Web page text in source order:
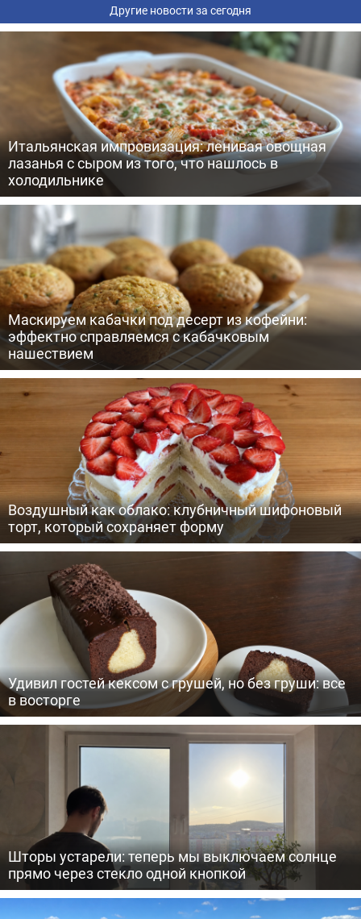
Другие новости за сегодня
Итальянская импровизация: ленивая овощная
лазанья с сыром из того, что нашлось в
холодильнике
Маскируем кабачки под десерт из кофейни:
эффектно справляемся с кабачковым
нашествием
Воздушный как облако: клубничный шифоновый
торт, который сохраняет форму
Удивил гостей кексом с грушей, но без груши: все
в восторге
Шторы устарели: теперь мы выключаем солнце
прямо через стекло одной кнопкой